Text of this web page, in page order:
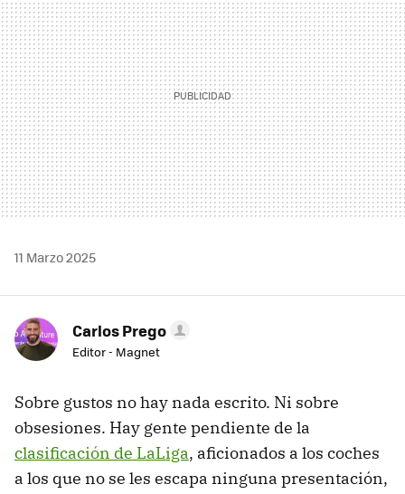
11 Marzo 2025
Carlos Prego
Editor - Magnet
Sobre gustos no hay nada escrito. Ni sobre
obsesiones. Hay gente pendiente de la
clasificación de LaLiga, aficionados a los coches
a los que no se les escapa ninguna presentación,